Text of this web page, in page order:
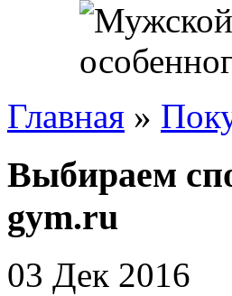
Главная »
Выбираем
gym.ru
03 Дек 2016